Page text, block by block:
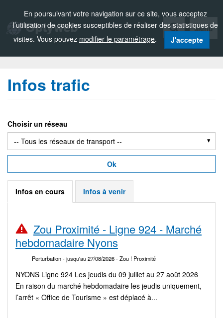
En poursuivant votre navigation sur ce site, vous acceptez
l’utilisation de cookies susceptibles de réaliser des statistiques de
visites. Vous pouvez modifier le paramétrage. J'accepte
Menu
Infos trafic
Choisir un réseau
Ok
Infos en cours Infos à venir
Zou Proximité - Ligne 924 - Marché
hebdomadaire Nyons
Perturbation- jusqu'au 27/08/2026- Zou ! Proximité
NYONS Ligne 924 Les jeudis du 09 juillet au 27 août 2026
En raison du marché hebdomadaire les jeudis uniquement,
l’arrêt « Office de Tourisme » est déplacé à...